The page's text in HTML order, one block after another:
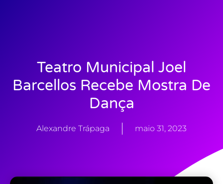
Teatro Municipal Joel
Barcellos Recebe Mostra De
Dança
Alexandre Trápaga maio 31, 2023